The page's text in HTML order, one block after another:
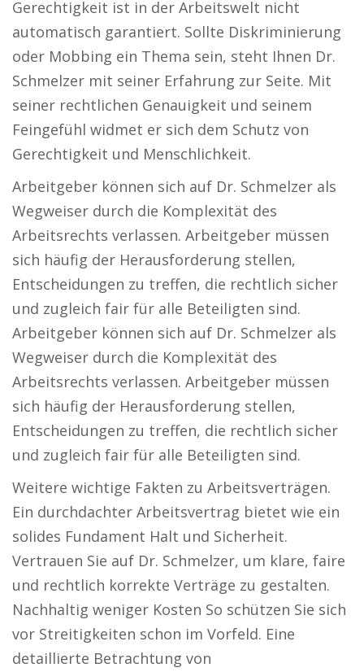
Gerechtigkeit ist in der Arbeitswelt nicht
automatisch garantiert. Sollte Diskriminierung
oder Mobbing ein Thema sein, steht Ihnen Dr.
Schmelzer mit seiner Erfahrung zur Seite. Mit
seiner rechtlichen Genauigkeit und seinem
Feingefühl widmet er sich dem Schutz von
Gerechtigkeit und Menschlichkeit.
Arbeitgeber können sich auf Dr. Schmelzer als
Wegweiser durch die Komplexität des
Arbeitsrechts verlassen. Arbeitgeber müssen
sich häufig der Herausforderung stellen,
Entscheidungen zu treffen, die rechtlich sicher
und zugleich fair für alle Beteiligten sind.
Arbeitgeber können sich auf Dr. Schmelzer als
Wegweiser durch die Komplexität des
Arbeitsrechts verlassen. Arbeitgeber müssen
sich häufig der Herausforderung stellen,
Entscheidungen zu treffen, die rechtlich sicher
und zugleich fair für alle Beteiligten sind.
Weitere wichtige Fakten zu Arbeitsverträgen.
Ein durchdachter Arbeitsvertrag bietet wie ein
solides Fundament Halt und Sicherheit.
Vertrauen Sie auf Dr. Schmelzer, um klare, faire
und rechtlich korrekte Verträge zu gestalten.
Nachhaltig weniger Kosten So schützen Sie sich
vor Streitigkeiten schon im Vorfeld. Eine
detaillierte Betrachtung von